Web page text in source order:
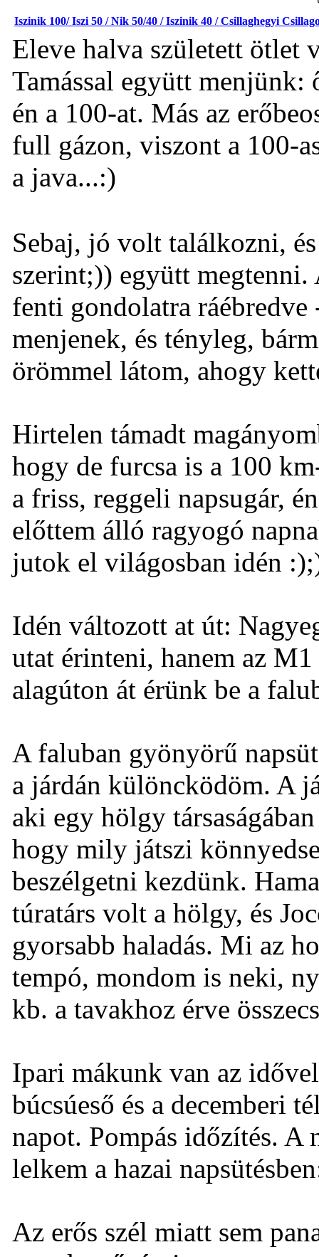
Iszinik 100/ Iszi 50 / Nik 50/40 / Iszinik 40 / Csillaghegyi
Eleve halva született ötlet
Tamással együtt
én a 100-at. Más az
full gázon, viszont a 100-
a java...:)
Sebaj, jó volt találkozni,
szerint;)) együtt
fenti gondolatra
menjenek, és tényleg,
örömmel látom, ahogy
Hirtelen támadt
hogy de furcsa is a 100
a friss, reggeli napsugár,
előttem álló ragyogó
jutok el világosban idén
Idén változott at út:
utat érinteni, hanem az
alagúton át érünk be a
A faluban gyönyörű
a járdán különcködöm. A
aki egy hölgy
hogy mily játszi
beszélgetni kezdünk.
túratárs volt a hölgy, és
gyorsabb haladás. Mi az
tempó, mondom is neki,
kb. a tavakhoz érve
Ipari mákunk van az
búcsúeső és a decemberi
napot. Pompás időzítés. A
lelkem a hazai
Az erős szél miatt sem